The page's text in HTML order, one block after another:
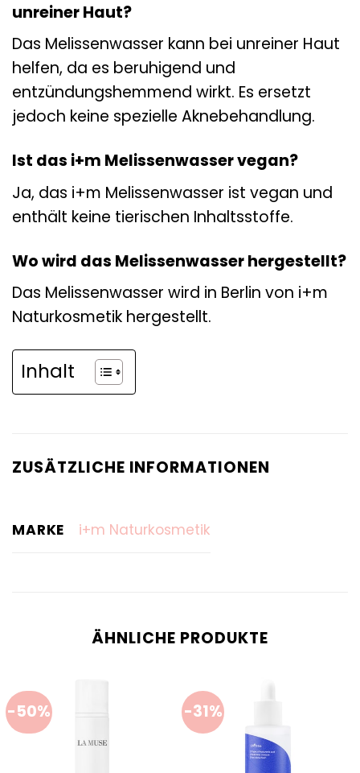
unreiner Haut?
Das Melissenwasser kann bei unreiner Haut
helfen, da es beruhigend und
entzündungshemmend wirkt. Es ersetzt
jedoch keine spezielle Aknebehandlung.
Ist das i+m Melissenwasser vegan?
Ja, das i+m Melissenwasser ist vegan und
enthält keine tierischen Inhaltsstoffe.
Wo wird das Melissenwasser hergestellt?
Das Melissenwasser wird in Berlin von i+m
Naturkosmetik hergestellt.
Inhalt
ZUSÄTZLICHE INFORMATIONEN
MARKE i+m Naturkosmetik
ÄHNLICHE PRODUKTE
-50% -31%